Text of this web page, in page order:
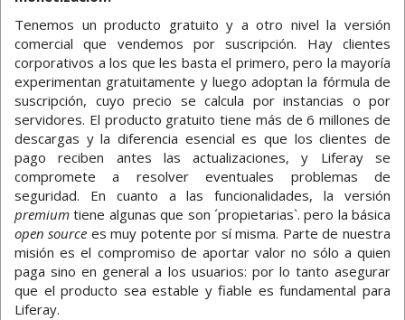
Tenemos un producto gratuito y a otro nivel la versión
comercial que vendemos por suscripción. Hay clientes
corporativos a los que les basta el primero, pero la mayoría
experimentan gratuitamente y luego adoptan la fórmula de
suscripción, cuyo precio se calcula por instancias o por
servidores. El producto gratuito tiene más de 6 millones de
descargas y la diferencia esencial es que los clientes de
pago reciben antes las actualizaciones, y Liferay se
compromete a resolver eventuales problemas de
seguridad. En cuanto a las funcionalidades, la versión
premium tiene algunas que son ´propietarias`. pero la básica
open source es muy potente por sí misma. Parte de nuestra
misión es el compromiso de aportar valor no sólo a quien
paga sino en general a los usuarios: por lo tanto asegurar
que el producto sea estable y fiable es fundamental para
Liferay.